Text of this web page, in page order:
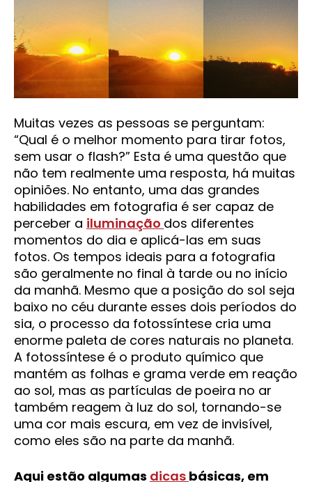
Muitas vezes as pessoas se perguntam:
“Qual é o melhor momento para tirar fotos,
sem usar o flash?” Esta é uma questão que
não tem realmente uma resposta, há muitas
opiniões. No entanto, uma das grandes
habilidades em fotografia é ser capaz de
perceber a iluminação dos diferentes
momentos do dia e aplicá-las em suas
fotos. Os tempos ideais para a fotografia
são geralmente no final à tarde ou no início
da manhã. Mesmo que a posição do sol seja
baixo no céu durante esses dois períodos do
sia, o processo da fotossíntese cria uma
enorme paleta de cores naturais no planeta.
A fotossíntese é o produto químico que
mantém as folhas e grama verde em reação
ao sol, mas as partículas de poeira no ar
também reagem à luz do sol, tornando-se
uma cor mais escura, em vez de invisível,
como eles são na parte da manhã.
Aqui estão algumas dicas básicas, em